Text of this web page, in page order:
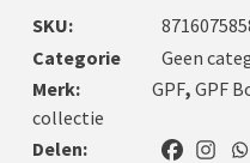
SKU:
Categorie
Geen
Merk:
GPF, GPF
collectie
Delen: